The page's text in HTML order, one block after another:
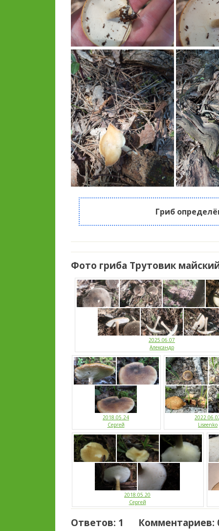
Гриб
Фото гриба Трутовик
2025.06.07
Александр
2018.05.24
Сергей
Liseenko
2018.05.20
Сергей
Ответов: 1 Комментариев: